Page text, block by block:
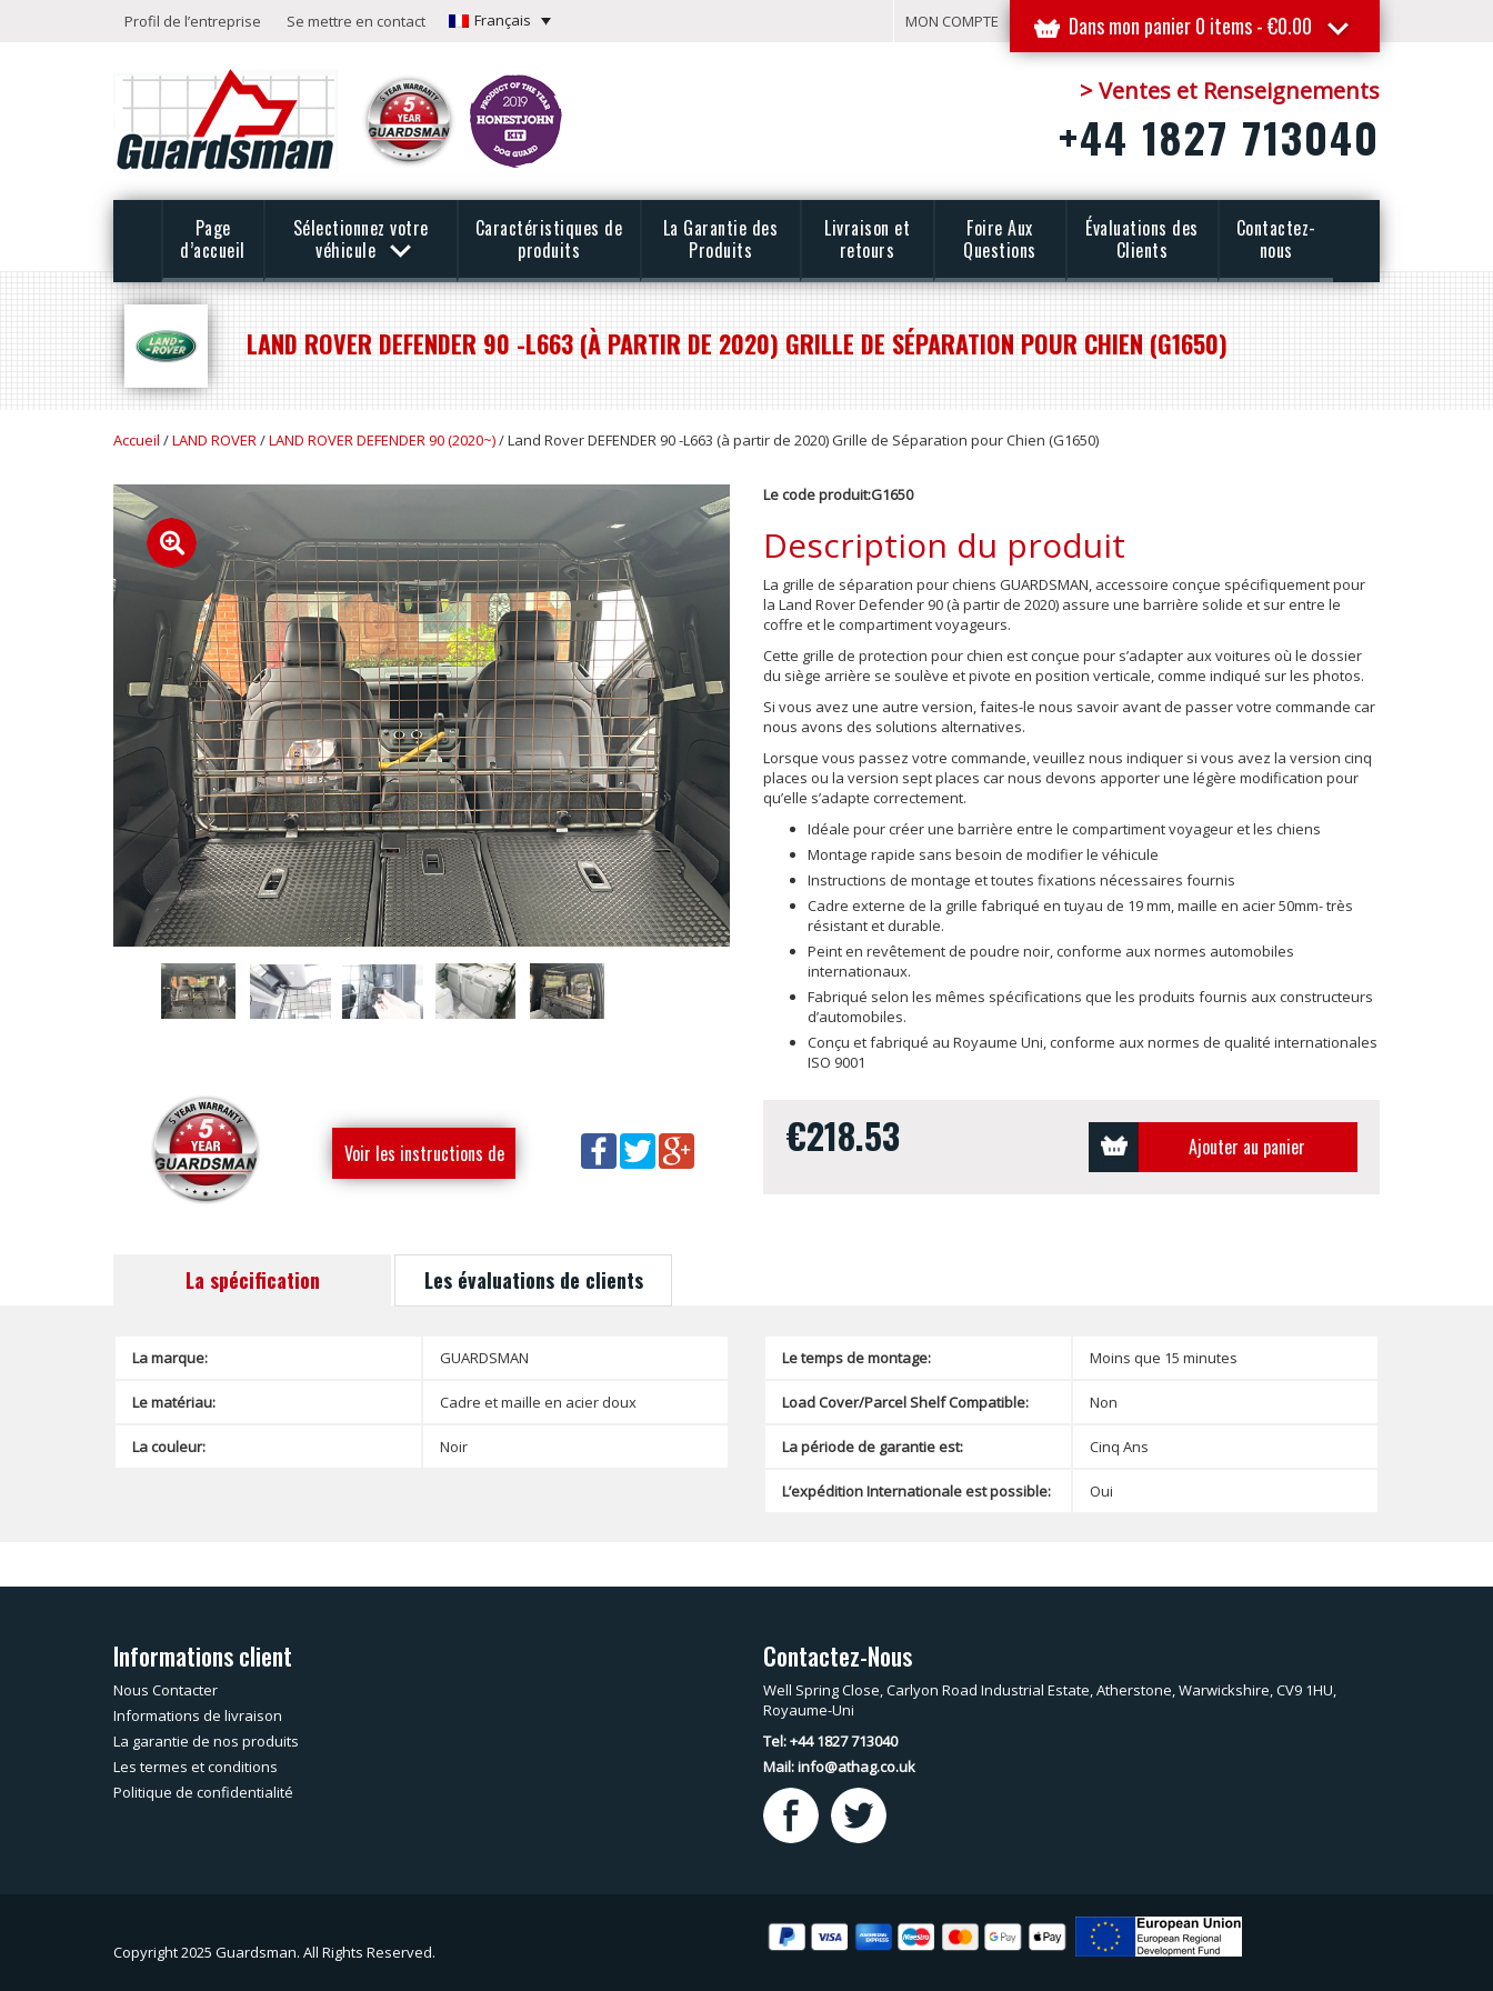
Profil de l’entreprise Se mettre en contact Français Dans mon panier 0 items -€0.00
MON COMPTE
> Ventes et Renseignements
+44 1827 713040
Page
d’accueil
Sélectionnez votre
véhicule
Caractéristiques de
produits
La Garantie des
Produits
Livraison et
retours
Foire Aux
Questions
Évaluations des
Clients
Contactez-
nous
LAND ROVER DEFENDER 90 -L663 (À PARTIR DE 2020) GRILLE DE SÉPARATION POUR CHIEN (G1650)
Accueil /LAND ROVER/LAND ROVER DEFENDER 90 (2020~)/ Land Rover DEFENDER 90 -L663 (à partir de 2020) Grille de Séparation pour Chien (G1650)
Le code produit:G1650
Description du produit
La grille de séparation pour chiens GUARDSMAN, accessoire conçue spécifiquement pour
la Land Rover Defender 90 (à partir de 2020) assure une barrière solide et sur entre le
coffre et le compartiment voyageurs.
Cette grille de protection pour chien est conçue pour s’adapter aux voitures où le dossier
du siège arrière se soulève et pivote en position verticale, comme indiqué sur les photos.
Si vous avez une autre version, faites-le nous savoir avant de passer votre commande car
nous avons des solutions alternatives.
Lorsque vous passez votre commande, veuillez nous indiquer si vous avez la version cinq
places ou la version sept places car nous devons apporter une légère modification pour
qu’elle s’adapte correctement.
Idéale pour créer une barrière entre le compartiment voyageur et les chiens
Montage rapide sans besoin de modifier le véhicule
Instructions de montage et toutes fixations nécessaires fournis
Cadre externe de la grille fabriqué en tuyau de 19 mm, maille en acier 50mm- très
résistant et durable.
Peint en revêtement de poudre noir, conforme aux normes automobiles
internationaux.
Fabriqué selon les mêmes spécifications que les produits fournis aux constructeurs
d’automobiles.
Conçu et fabriqué au Royaume Uni, conforme aux normes de qualité internationales
ISO 9001
Voir les instructions de
€218.53 Ajouter au panier
La spécification Les évaluations de clients
La marque: GUARDSMAN
Le matériau: Cadre et maille en acier doux
La couleur: Noir
Le temps de montage: Moins que 15 minutes
Load Cover/Parcel Shelf Compatible: Non
La période de garantie est: Cinq Ans
L’expédition Internationale est possible: Oui
Informations client
Nous Contacter
Informations de livraison
La garantie de nos produits
Les termes et conditions
Politique de confidentialité
Contactez-Nous
Well Spring Close, Carlyon Road Industrial Estate, Atherstone, Warwickshire, CV9 1HU,
Royaume-Uni
Tel: +44 1827 713040
Mail:info@athag.co.uk
Copyright 2025 Guardsman. All Rights Reserved.